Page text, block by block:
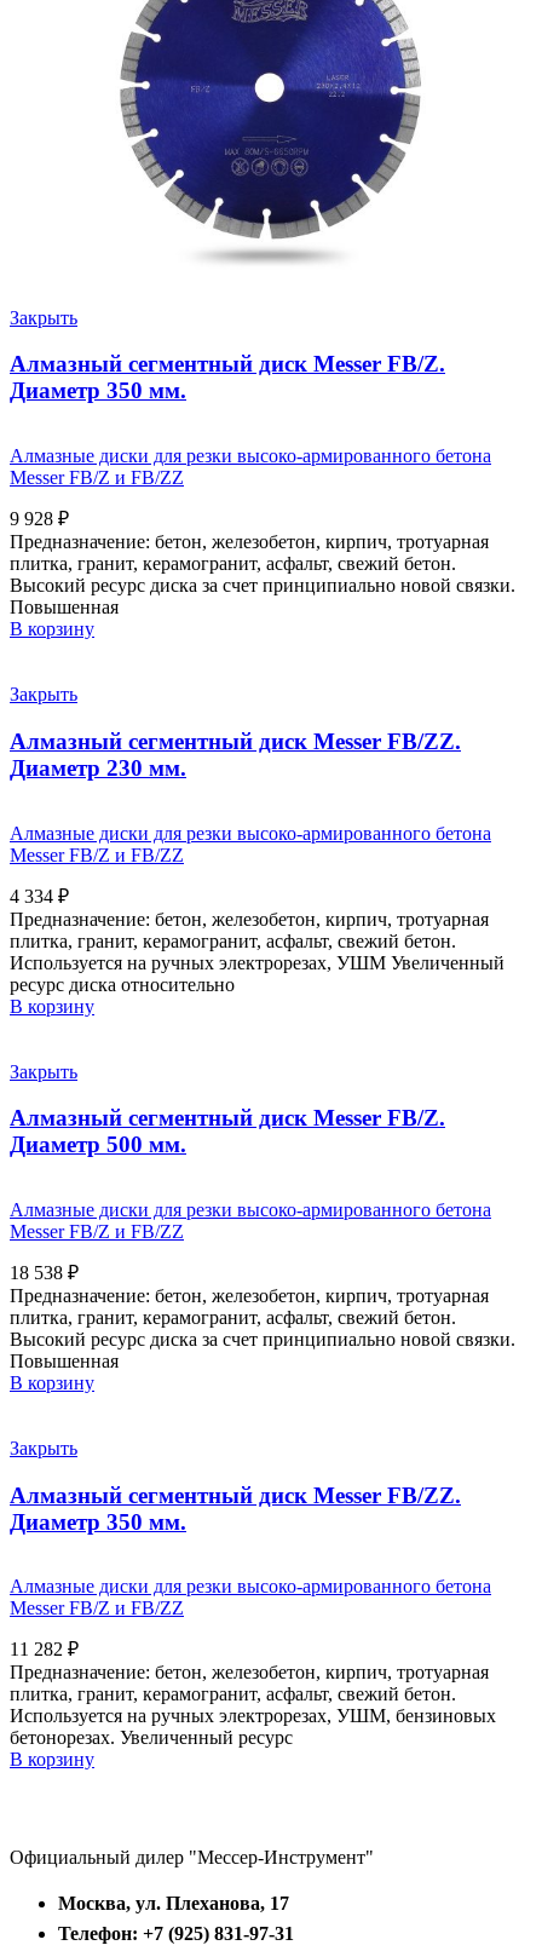
Закрыть
Алмазный сегментный диск Messer FB/Z.
Диаметр 350 мм.
Алмазные диски для резки высоко-армированного бетона
Messer FB/Z и FB/ZZ
9 928 ₽
Предназначение: бетон, железобетон, кирпич, тротуарная
плитка, гранит, керамогранит, асфальт, свежий бетон.
Высокий ресурс диска за счет принципиально новой связки.
Повышенная
В корзину
Закрыть
Алмазный сегментный диск Messer FB/ZZ.
Диаметр 230 мм.
Алмазные диски для резки высоко-армированного бетона
Messer FB/Z и FB/ZZ
4 334 ₽
Предназначение: бетон, железобетон, кирпич, тротуарная
плитка, гранит, керамогранит, асфальт, свежий бетон.
Используется на ручных электрорезах, УШМ Увеличенный
ресурс диска относительно
В корзину
Закрыть
Алмазный сегментный диск Messer FB/Z.
Диаметр 500 мм.
Алмазные диски для резки высоко-армированного бетона
Messer FB/Z и FB/ZZ
18 538 ₽
Предназначение: бетон, железобетон, кирпич, тротуарная
плитка, гранит, керамогранит, асфальт, свежий бетон.
Высокий ресурс диска за счет принципиально новой связки.
Повышенная
В корзину
Закрыть
Алмазный сегментный диск Messer FB/ZZ.
Диаметр 350 мм.
Алмазные диски для резки высоко-армированного бетона
Messer FB/Z и FB/ZZ
11 282 ₽
Предназначение: бетон, железобетон, кирпич, тротуарная
плитка, гранит, керамогранит, асфальт, свежий бетон.
Используется на ручных электрорезах, УШМ, бензиновых
бетонорезах. Увеличенный ресурс
В корзину
Официальный дилер "Мессер-Инструмент"
Москва, ул. Плеханова, 17
Телефон: +7 (925) 831-97-31